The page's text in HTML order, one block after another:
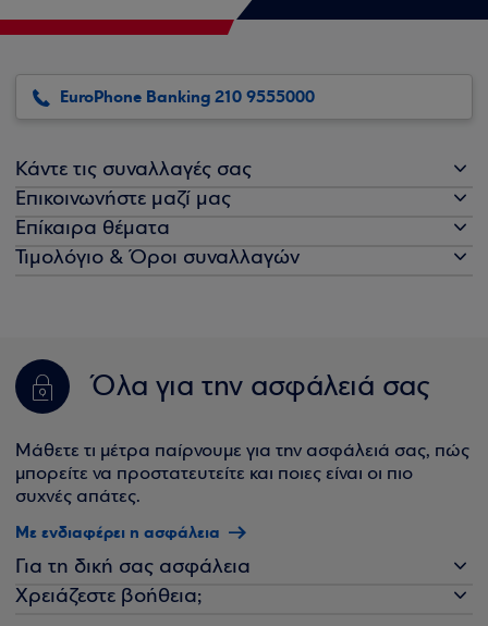
EuroPhone Banking 210 9555000
Κάντε τις συναλλαγές σας
Επικοινωνήστε μαζί μας
Επίκαιρα θέματα
Τιμολόγιο & Όροι συναλλαγών
Όλα για την ασφάλειά σας
Μάθετε τι μέτρα παίρνουμε για την ασφάλειά σας, πώς
μπορείτε να προστατευτείτε και ποιες είναι οι πιο
συχνές απάτες.
Με ενδιαφέρει η ασφάλεια
Για τη δική σας ασφάλεια
Χρειάζεστε βοήθεια;